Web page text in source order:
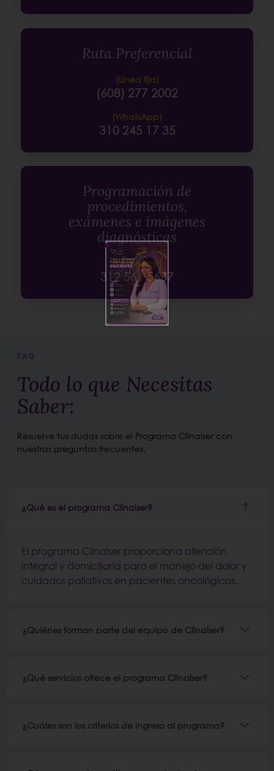
Ruta Preferencial
(Línea fija)
(608) 277 2002
(WhatsApp)
310 245 17 35
Programación de
procedimientos,
exámenes e imágenes
diagnósticas
(WhatsApp)
312 561 5637
FAQ
Todo lo que Necesitas
Saber:
Resuelve tus dudas sobre el Programa Clinalser con
nuestras preguntas frecuentes.
¿Qué es el programa Clinalser?
El programa Clinalser proporciona atención
integral y domiciliaria para el manejo del dolor y
cuidados paliativos en pacientes oncológicos.
¿Quiénes forman parte del equipo de Clinalser?
¿Qué servicios ofrece el programa Clinalser?
¿Cuáles son los criterios de ingreso al programa?